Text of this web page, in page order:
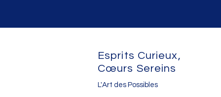
Esprits Curieux,
Cœurs Sereins
L'Art des Possibles